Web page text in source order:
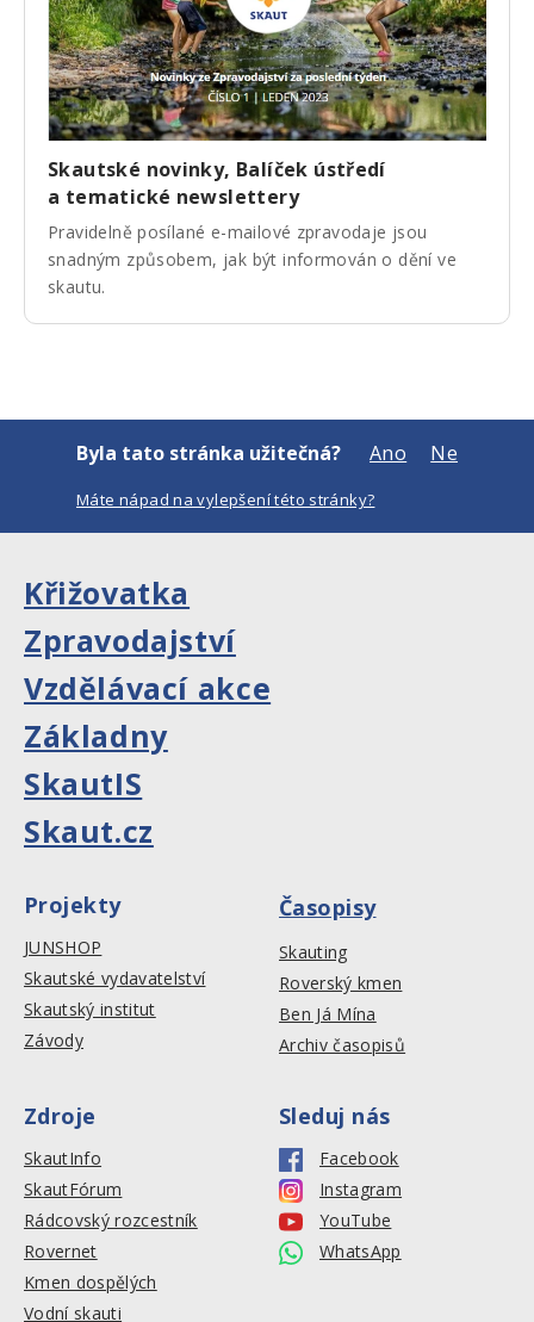
Skautské novinky, Balíček ústředí
a tematické newslettery
Pravidelně posílané e-mailové zpravodaje jsou
snadným způsobem, jak být informován o dění ve
skautu.
Byla tato stránka užitečná? Ano Ne
Máte nápad na vylepšení této stránky?
Křižovatka
Zpravodajství
Vzdělávací akce
Základny
SkautIS
Skaut.cz
Projekty
JUNSHOP
Skautské vydavatelství
Skautský institut
Závody
Časopisy
Skauting
Roverský kmen
Ben Já Mína
Archiv časopisů
Zdroje
SkautInfo
SkautFórum
Rádcovský rozcestník
Rovernet
Kmen dospělých
Vodní skauti
Sleduj nás
Facebook
Instagram
YouTube
WhatsApp